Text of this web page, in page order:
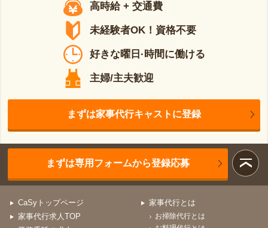
高時給 + 交通費
未経験者OK！資格不要
好きな曜日·時間に働ける
主婦/主夫歓迎
まずは家事代行キャストに登録
まずは専用フォームから登録応募
CaSyトップページ
家事代行求人TOP
家事代行とは
お掃除代行とは